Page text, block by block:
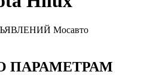
Мосавто
ПАРАМЕТРАМ